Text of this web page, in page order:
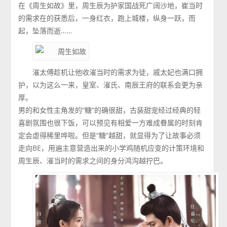
在《周生如故》里，周生辰为护家国战死广阔沙地，崔当时
的需求在的获悉后，一身红衣，跑上城楼，纵身一跃，而
起，坠落而逝……
漼太傅趁机让他收漼当时的需求为徒，戚太妃也满口拥
护，以为这么一来，皇室、漼氏、南辰王府的联系会更为亲
厚。
男的和女性主角发的“糖”的确很甜，古装甜宠经过经典的轻
喜剧氛围也很下饭，可以预见有相爱一方难成眷属的时刻肯
定会虐得稀里哗啦。但是“糖”越甜，就显得为了让故事必须
走向BE，用遍主意营造出来的小学鸡随机应变的计策环境和
周生辰、漼当时的需求之间的身分鸿沟越拧巴。